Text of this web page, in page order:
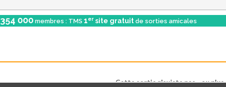
354 000 membres : TMS 1er site gratuit de sorties amicales
Cette sortie n'existe pas... ou plus.